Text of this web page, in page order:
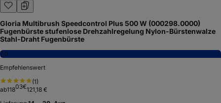
Gloria Multibrush Speedcontrol Plus 500 W (000298.0000)
Fugenbürste stufenlose Drehzahlregelung Nylon-Bürstenwalze
Stahl-Draht Fugenbürste
7,0
Empfehlenswert
(1)
ab11803€121,18 €